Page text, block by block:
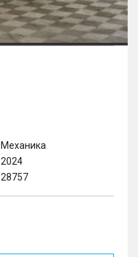
Механика
2024
28757